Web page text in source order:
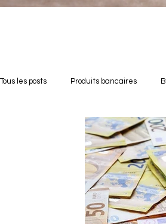
Tous les posts Produits bancaires
Opportunités crowdfunding